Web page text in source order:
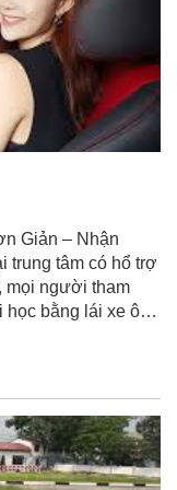
Giản – Nhận
trung tâm có hổ trợ
mọi người tham
học bằng lái xe ô…